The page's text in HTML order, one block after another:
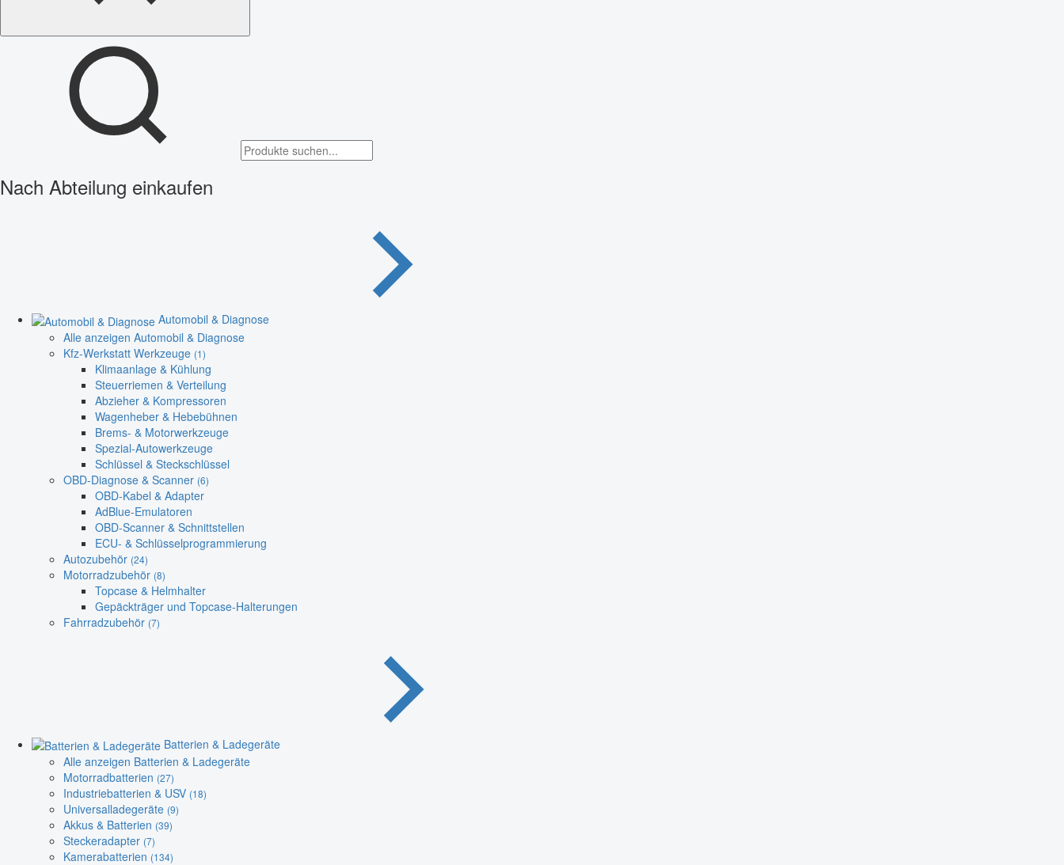
Nach Abteilung einkaufen
Automobil & Diagnose
Alle anzeigen Automobil & Diagnose
Kfz-Werkstatt Werkzeuge (1)
Klimaanlage & Kühlung
Steuerriemen & Verteilung
Abzieher & Kompressoren
Wagenheber & Hebebühnen
Brems- & Motorwerkzeuge
Spezial-Autowerkzeuge
Schlüssel & Steckschlüssel
OBD-Diagnose & Scanner (6)
OBD-Kabel & Adapter
AdBlue-Emulatoren
OBD-Scanner & Schnittstellen
ECU- & Schlüsselprogrammierung
Autozubehör (24)
Motorradzubehör (8)
Topcase & Helmhalter
Gepäckträger und Topcase-Halterungen
Fahrradzubehör (7)
Batterien & Ladegeräte
Alle anzeigen Batterien & Ladegeräte
Motorradbatterien (27)
Industriebatterien & USV (18)
Universalladegeräte (9)
Akkus & Batterien (39)
Steckeradapter (7)
Kamerabatterien (134)